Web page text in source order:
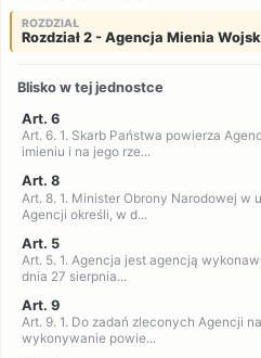
ROZDZIAŁ
Rozdział 2 - Agencja Mienia
Blisko w tej jednostce
Art. 6
Art. 6. 1. Skarb Państwa powierza
imieniu i na jego rze...
Art. 8
Art. 8. 1. Minister Obrony Narodowej w
Agencji określi, w d...
Art. 5
Art. 5. 1. Agencja jest agencją
dnia 27 sierpnia...
Art. 9
Art. 9. 1. Do zadań zleconych Agencji
wykonywanie powie...